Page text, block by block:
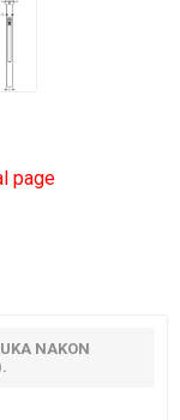
page
NAKON